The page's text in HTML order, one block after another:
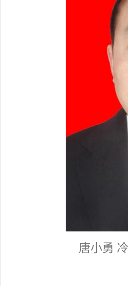
唐小勇